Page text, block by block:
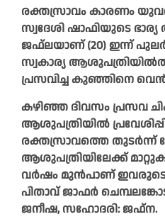
രക്തസ്രാവം കാരണം
സ്വദേശി ഷാഫിയുടെ
ജഫ്‌ലയാണ് (20) ഇന്ന്
സ്വകാര്യ
പ്രസവിച്ച കുഞ്ഞിനെ
കഴിഞ്ഞ ദിവസം പ്രസവ
ആശുപത്രിയിൽ
രക്തസ്രാവത്തെ തുടർന്ന്
ആശുപത്രിയിലേക്ക്
വർഷം മുൻപാണ് ഇവരുടെ
പിതാവ് ജാഫർ
ജനീഷ, സഹോദരി: ജഫ്ന.